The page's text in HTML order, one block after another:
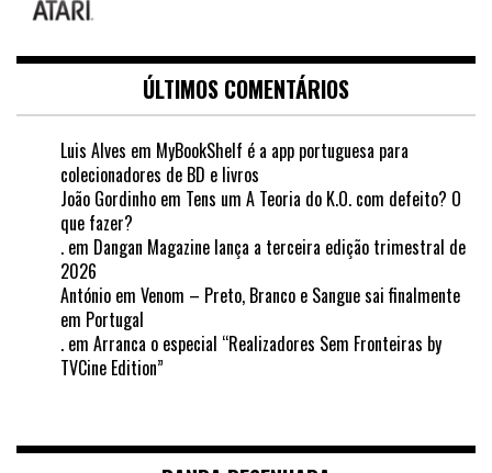
ÚLTIMOS COMENTÁRIOS
Luis Alves em MyBookShelf é a app portuguesa para
colecionadores de BD e livros
João Gordinho em Tens um A Teoria do K.O. com defeito? O
que fazer?
. em Dangan Magazine lança a terceira edição trimestral de
2026
António em Venom – Preto, Branco e Sangue sai finalmente
em Portugal
. em Arranca o especial “Realizadores Sem Fronteiras by
TVCine Edition”